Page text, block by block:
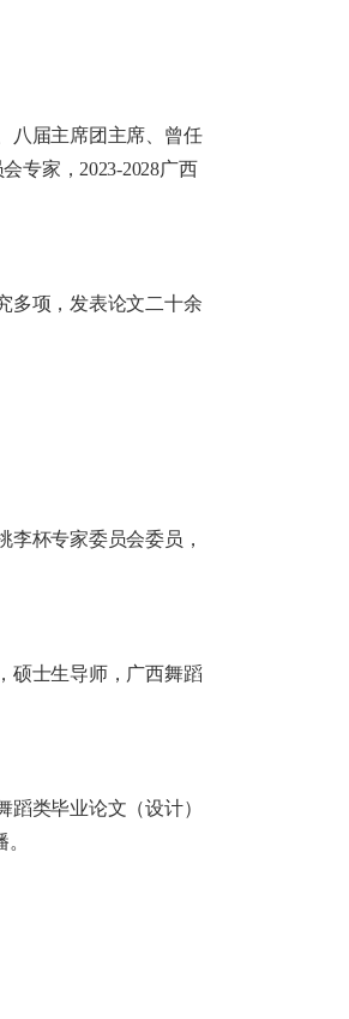
八届主席团主席、曾任
专家，2023-2028广西
多项，发表论文二十余
杯专家委员会委员，
硕士生导师，广西舞蹈
类毕业论文（设计）